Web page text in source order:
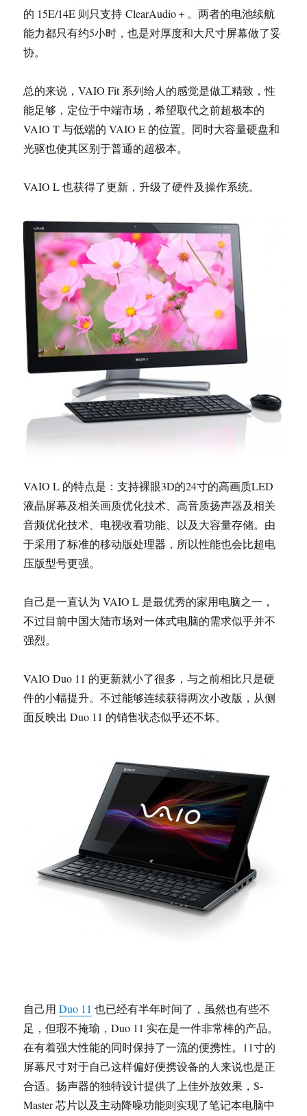
的 15E/14E 则只支持 ClearAudio＋。两者的电池续航
能力都只有约5小时，也是对厚度和大尺寸屏幕做了妥
协。
总的来说，VAIO Fit 系列给人的感觉是做工精致，性
能足够，定位于中端市场，希望取代之前超极本的
VAIO T 与低端的 VAIO E 的位置。同时大容量硬盘和
光驱也使其区别于普通的超极本。
VAIO L 也获得了更新，升级了硬件及操作系统。
VAIO L 的特点是：支持裸眼3D的24寸的高画质LED
液晶屏幕及相关画质优化技术、高音质扬声器及相关
音频优化技术、电视收看功能、以及大容量存储。由
于采用了标准的移动版处理器，所以性能也会比超电
压版型号更强。
自己是一直认为 VAIO L 是最优秀的家用电脑之一，
不过目前中国大陆市场对一体式电脑的需求似乎并不
强烈。
VAIO Duo 11 的更新就小了很多，与之前相比只是硬
件的小幅提升。不过能够连续获得两次小改版，从侧
面反映出 Duo 11 的销售状态似乎还不坏。
自己用Duo 11 也已经有半年时间了，虽然也有些不
足，但瑕不掩瑜，Duo 11 实在是一件非常棒的产品。
在有着强大性能的同时保持了一流的便携性。11寸的
屏幕尺寸对于自己这样偏好便携设备的人来说也是正
合适。扬声器的独特设计提供了上佳外放效果，S-
Master 芯片以及主动降噪功能则实现了笔记本电脑中